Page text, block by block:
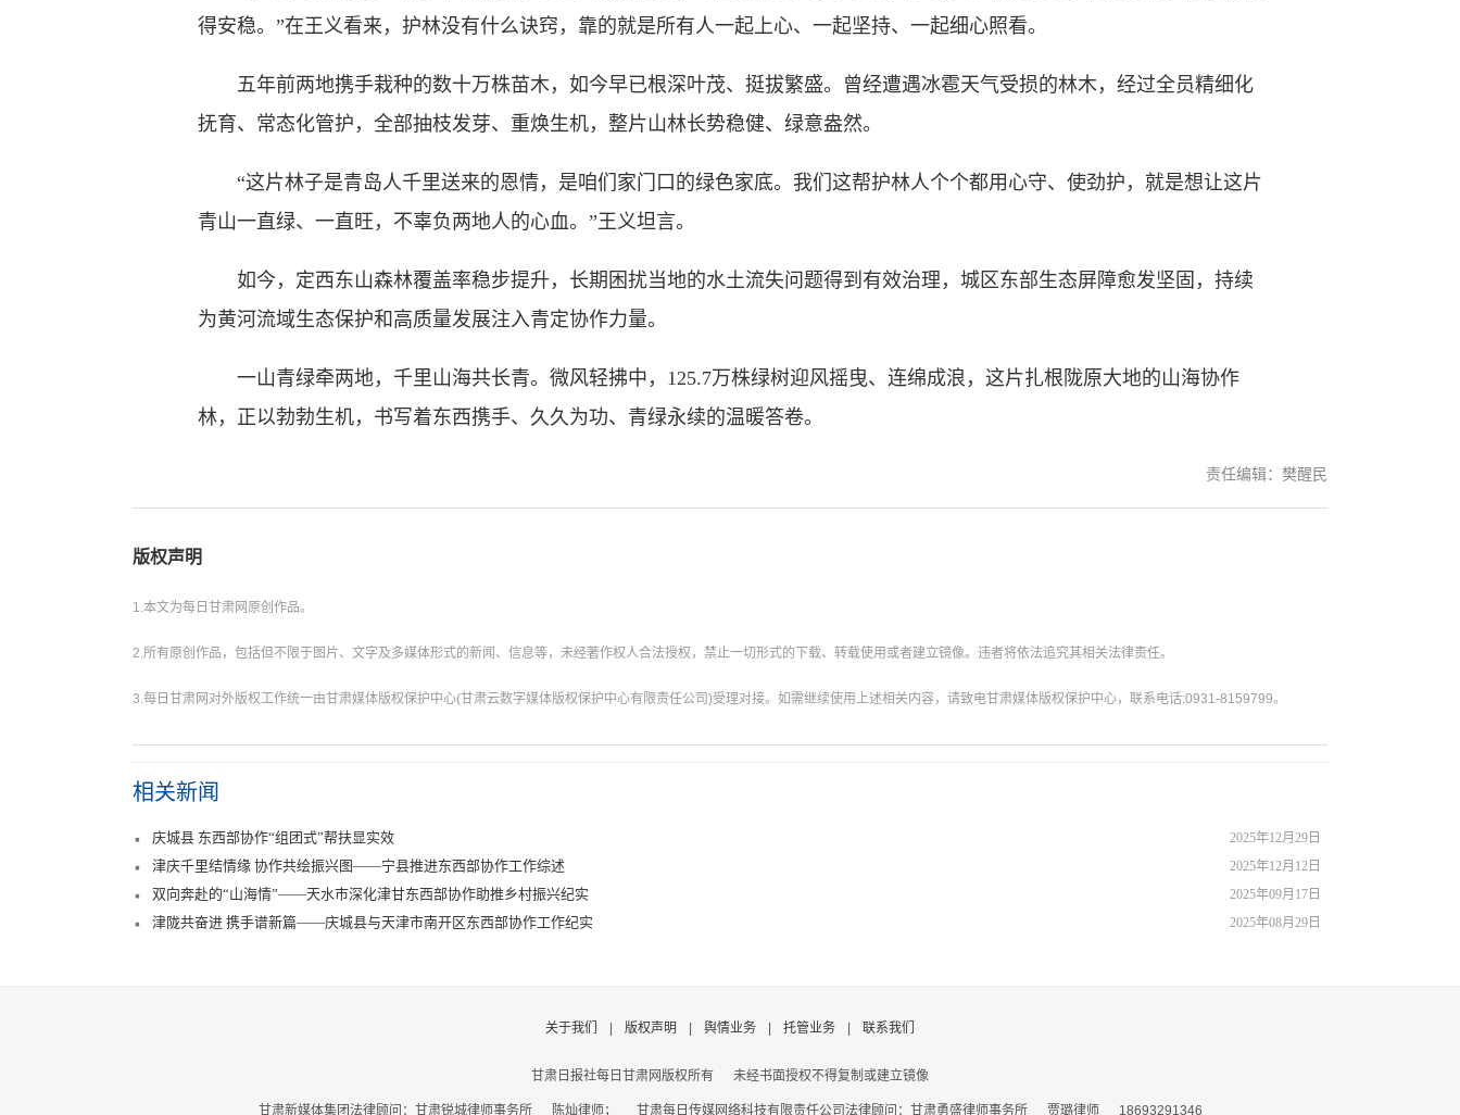
得安稳。”在王义看来，护林没有什么诀窍，靠的就是所有人一起上心、一起坚持、一起细心照看。
五年前两地携手栽种的数十万株苗木，如今早已根深叶茂、挺拔繁盛。曾经遭遇冰雹天气受损的林木，经过全员精细化
抚育、常态化管护，全部抽枝发芽、重焕生机，整片山林长势稳健、绿意盎然。
“这片林子是青岛人千里送来的恩情，是咱们家门口的绿色家底。我们这帮护林人个个都用心守、使劲护，就是想让这片
青山一直绿、一直旺，不辜负两地人的心血。”王义坦言。
如今，定西东山森林覆盖率稳步提升，长期困扰当地的水土流失问题得到有效治理，城区东部生态屏障愈发坚固，持续
为黄河流域生态保护和高质量发展注入青定协作力量。
一山青绿牵两地，千里山海共长青。微风轻拂中，125.7万株绿树迎风摇曳、连绵成浪，这片扎根陇原大地的山海协作
林，正以勃勃生机，书写着东西携手、久久为功、青绿永续的温暖答卷。
责任编辑：樊醒民
版权声明
1.本文为每日甘肃网原创作品。
2.所有原创作品，包括但不限于图片、文字及多媒体形式的新闻、信息等，未经著作权人合法授权，禁止一切形式的下载、转载使用或者建立镜像。违者将依法追究其相关法律责任。
3.每日甘肃网对外版权工作统一由甘肃媒体版权保护中心(甘肃云数字媒体版权保护中心有限责任公司)受理对接。如需继续使用上述相关内容，请致电甘肃媒体版权保护中心，联系电话:0931-8159799。
相关新闻
2025年12月29日
庆城县 东西部协作“组团式”帮扶显实效
2025年12月12日
津庆千里结情缘 协作共绘振兴图——宁县推进东西部协作工作综述
2025年09月17日
双向奔赴的“山海情”——天水市深化津甘东西部协作助推乡村振兴纪实
2025年08月29日
津陇共奋进 携手谱新篇——庆城县与天津市南开区东西部协作工作纪实
关于我们 版权声明 舆情业务 托管业务 联系我们
甘肃日报社每日甘肃网版权所有 未经书面授权不得复制或建立镜像
甘肃新媒体集团法律顾问：甘肃锐城律师事务所 陈灿律师； 甘肃每日传媒网络科技有限责任公司法律顾问：甘肃勇盛律师事务所 贾璐律师 18693291346